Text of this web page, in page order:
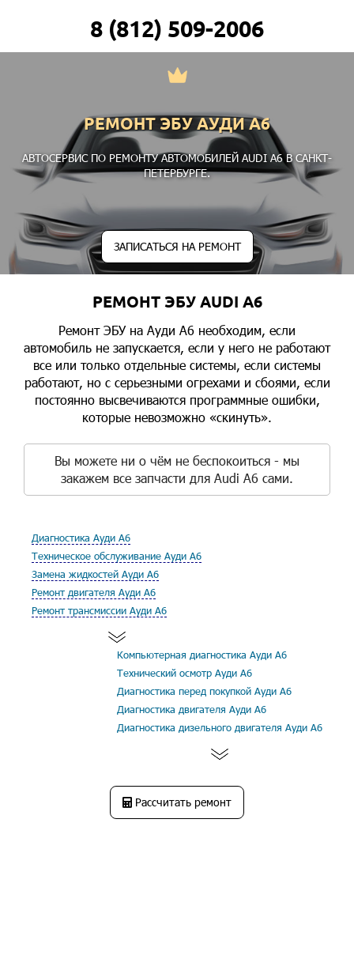
8 (812) 509-2006
РЕМОНТ ЭБУ АУДИ А6
АВТОСЕРВИС ПО РЕМОНТУ АВТОМОБИЛЕЙ AUDI A6 В САНКТ-
ПЕТЕРБУРГЕ.
ЗАПИСАТЬСЯ НА РЕМОНТ
РЕМОНТ ЭБУ AUDI A6
Ремонт ЭБУ на Ауди А6 необходим, если
автомобиль не запускается, если у него не работают
все или только отдельные системы, если системы
работают, но с серьезными огрехами и сбоями, если
постоянно высвечиваются программные ошибки,
которые невозможно «скинуть».
Вы можете ни о чём не беспокоиться - мы
закажем все запчасти для Audi A6 сами.
Диагностика Ауди А6
Техническое обслуживание Ауди А6
Замена жидкостей Ауди А6
Ремонт двигателя Ауди А6
Ремонт трансмиссии Ауди А6
Компьютерная диагностика Ауди А6
Технический осмотр Ауди А6
Диагностика перед покупкой Ауди А6
Диагностика двигателя Ауди А6
Диагностика дизельного двигателя Ауди А6
Рассчитать ремонт